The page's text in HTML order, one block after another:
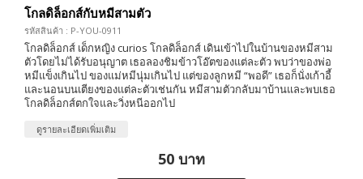
โกลดิล็อกส์กับหมีสามตัว
รหัสสินค้า : P-YOU-0911
โกลดิล็อกส์ เด็กหญิง curios โกลดิล็อกส์ เดินเข้าไปในบ้านของหมีสาม
ตัวโดยไม่ได้รับอนุญาต เธอลองชิมข้าวโอ๊ตของแต่ละตัว พบว่าของพ่อ
หมีแข็งเกินไป ของแม่หมีนุ่มเกินไป แต่ของลูกหมี “พอดี” เธอก็นั่งเก้าอี้
และนอนบนเตียงของแต่ละตัวเช่นกัน หมีสามตัวกลับมาบ้านและพบเธอ
โกลดิล็อกส์ตกใจและวิ่งหนีออกไป
ดูรายละเอียดเพิ่มเติม
50 บาท